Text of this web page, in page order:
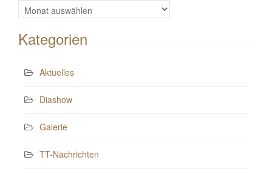
Alle
Beiträge
Kategorien
Aktuelles
Diashow
Galerie
TT-Nachrichten